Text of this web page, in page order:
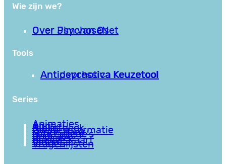
Wie zijn we?
Over PsychoseNet
Over Jim van Os
Tools
Antipsychotica Keuzetool
Antidepressiva Keuzetool
Series
Animaties
Apps
Bibliotheek
Goede informatie
Kennisbank
Mini college’s
Podcasts
Reviews
Sociale Kaart
Video’s
Vragenlijsten